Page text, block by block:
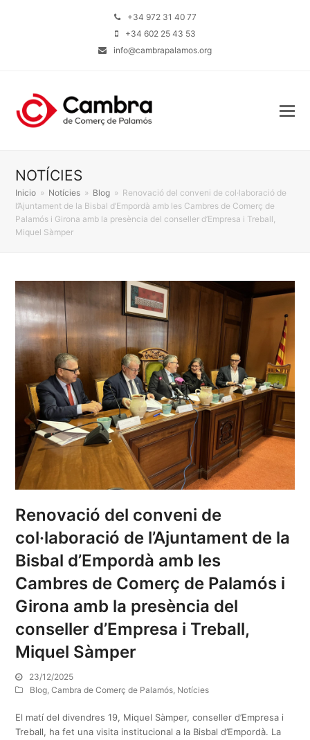
+34 972 31 40 77
+34 602 25 43 53
info@cambrapalamos.org
NOTÍCIES
Inicio » Notícies » Blog » Renovació del conveni de col·laboració de
l’Ajuntament de la Bisbal d’Empordà amb les Cambres de Comerç de
Palamós i Girona amb la presència del conseller d’Empresa i Treball,
Miquel Sàmper
Renovació del conveni de
col·laboració de l’Ajuntament de la
Bisbal d’Empordà amb les
Cambres de Comerç de Palamós i
Girona amb la presència del
conseller d’Empresa i Treball,
Miquel Sàmper
23/12/2025
Blog,Cambra de Comerç de Palamós, Notícies
El matí del divendres 19, Miquel Sàmper, conseller d’Empresa i
Treball, ha fet una visita institucional a la Bisbal d’Empordà. La